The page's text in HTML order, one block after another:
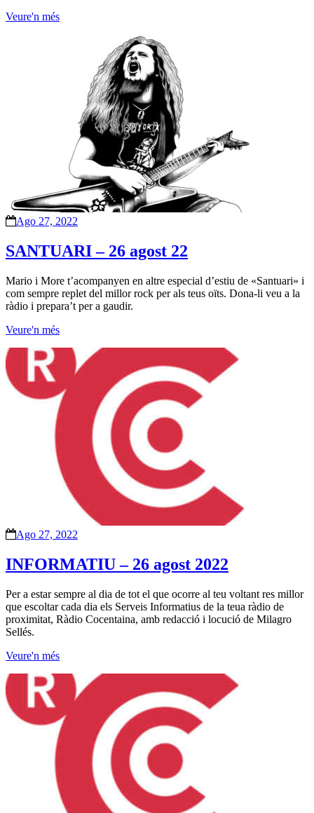
Veure'n més
Ago 27, 2022
SANTUARI – 26 agost 22
Mario i More t’acompanyen en altre especial d’estiu de «Santuari» i
com sempre replet del millor rock per als teus oïts. Dona-li veu a la
ràdio i prepara’t per a gaudir.
Veure'n més
Ago 27, 2022
INFORMATIU – 26 agost 2022
Per a estar sempre al dia de tot el que ocorre al teu voltant res millor
que escoltar cada dia els Serveis Informatius de la teua ràdio de
proximitat, Ràdio Cocentaina, amb redacció i locució de Milagro
Sellés.
Veure'n més